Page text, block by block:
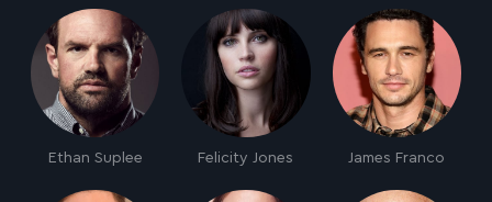
Ethan Suplee Felicity Jones James Franco